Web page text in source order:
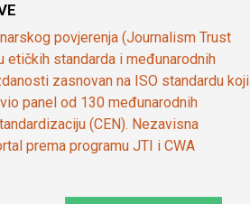
povjerenja (Journalism Trust
etičkih standarda i međunarodnih
zasnovan na ISO standardu koji
panel od 130 međunarodnih
(CEN). Nezavisna
prema programu JTI i CWA